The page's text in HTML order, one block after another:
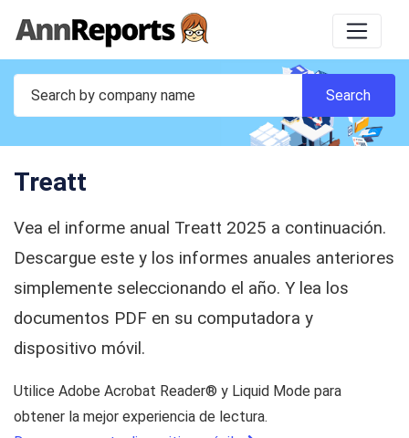
Treatt
Vea el informe anual Treatt 2025 a continuación.
Descargue este y los informes anuales anteriores
simplemente seleccionando el año. Y lea los
documentos PDF en su computadora y
dispositivo móvil.
Utilice Adobe Acrobat Reader® y Liquid Mode para
obtener la mejor experiencia de lectura.